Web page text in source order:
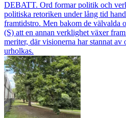
DEBATT. Ord formar politik och
politiska retoriken under lång tid
framtidstro. Men bakom de välvalda
(S) att en annan verklighet växer
meriter, där visionerna har stannat av
urholkas.